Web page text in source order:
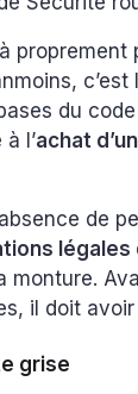
proprement
du
l’achat
de
légales
monture.
il doit avoir
grise